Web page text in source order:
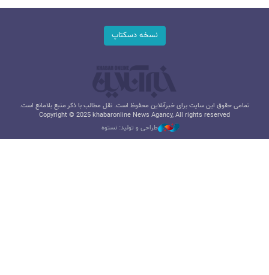
نسخه دسکتاپ
تمامی حقوق این سایت برای خبرآنلاین محفوظ است. نقل مطالب با ذکر منبع بلامانع است.
Copyright © 2025 khabaronline News Agancy, All rights reserved
طراحی و تولید: نستوه